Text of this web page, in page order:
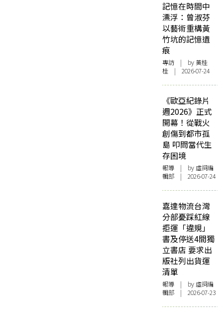
記憶在時間中
漂浮：曾淑芬
以藝術重構黃
竹坑的記憶遺
痕
專訪 | by 黃桂
桂 | 2026-07-24
《歐亞紀錄片
週2026》正式
開幕！從戰火
創傷到都市孤
島 叩問當代生
存困境
報導 | by 虛詞編
輯部 | 2026-07-24
嘉達物流台灣
分部憂踩紅線
拒運「違規」
書及停送4間獨
立書店 要求出
版社列出貨運
清單
報導 | by 虛詞編
輯部 | 2026-07-23